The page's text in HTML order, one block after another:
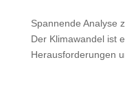
Spannende Analyse
Der Klimawandel ist
Herausforderungen